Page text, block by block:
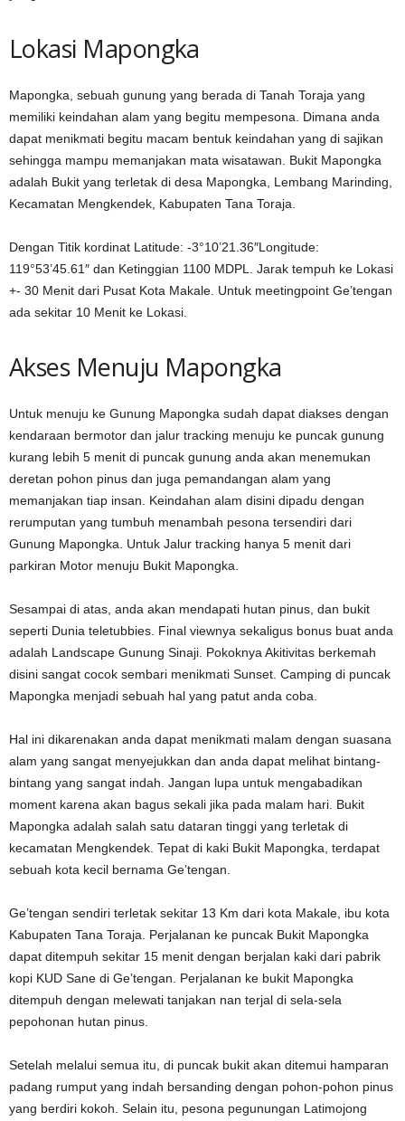
Lokasi Mapongka
Mapongka, sebuah gunung yang berada di Tanah Toraja yang
memiliki keindahan alam yang begitu mempesona. Dimana anda
dapat menikmati begitu macam bentuk keindahan yang di sajikan
sehingga mampu memanjakan mata wisatawan. Bukit Mapongka
adalah Bukit yang terletak di desa Mapongka, Lembang Marinding,
Kecamatan Mengkendek, Kabupaten Tana Toraja.
Dengan Titik kordinat Latitude: -3°10’21.36″Longitude:
119°53’45.61″ dan Ketinggian 1100 MDPL. Jarak tempuh ke Lokasi
+- 30 Menit dari Pusat Kota Makale. Untuk meetingpoint Ge’tengan
ada sekitar 10 Menit ke Lokasi.
Akses Menuju Mapongka
Untuk menuju ke Gunung Mapongka sudah dapat diakses dengan
kendaraan bermotor dan jalur tracking menuju ke puncak gunung
kurang lebih 5 menit di puncak gunung anda akan menemukan
deretan pohon pinus dan juga pemandangan alam yang
memanjakan tiap insan. Keindahan alam disini dipadu dengan
rerumputan yang tumbuh menambah pesona tersendiri dari
Gunung Mapongka. Untuk Jalur tracking hanya 5 menit dari
parkiran Motor menuju Bukit Mapongka.
Sesampai di atas, anda akan mendapati hutan pinus, dan bukit
seperti Dunia teletubbies. Final viewnya sekaligus bonus buat anda
adalah Landscape Gunung Sinaji. Pokoknya Akitivitas berkemah
disini sangat cocok sembari menikmati Sunset. Camping di puncak
Mapongka menjadi sebuah hal yang patut anda coba.
Hal ini dikarenakan anda dapat menikmati malam dengan suasana
alam yang sangat menyejukkan dan anda dapat melihat bintang-
bintang yang sangat indah. Jangan lupa untuk mengabadikan
moment karena akan bagus sekali jika pada malam hari. Bukit
Mapongka adalah salah satu dataran tinggi yang terletak di
kecamatan Mengkendek. Tepat di kaki Bukit Mapongka, terdapat
sebuah kota kecil bernama Ge’tengan.
Ge’tengan sendiri terletak sekitar 13 Km dari kota Makale, ibu kota
Kabupaten Tana Toraja. Perjalanan ke puncak Bukit Mapongka
dapat ditempuh sekitar 15 menit dengan berjalan kaki dari pabrik
kopi KUD Sane di Ge’tengan. Perjalanan ke bukit Mapongka
ditempuh dengan melewati tanjakan nan terjal di sela-sela
pepohonan hutan pinus.
Setelah melalui semua itu, di puncak bukit akan ditemui hamparan
padang rumput yang indah bersanding dengan pohon-pohon pinus
yang berdiri kokoh. Selain itu, pesona pegunungan Latimojong